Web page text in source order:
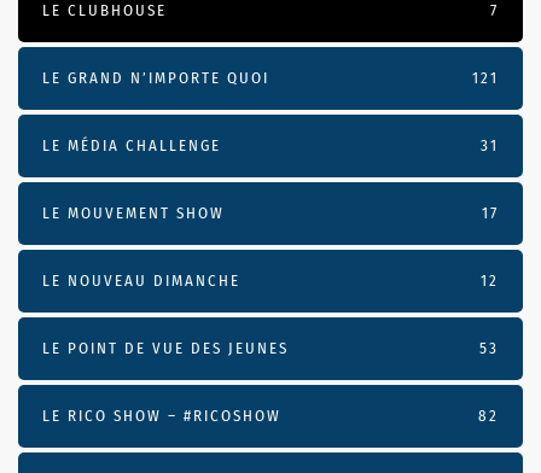
LE CLUBHOUSE 7
LE GRAND N’IMPORTE QUOI 121
LE MÉDIA CHALLENGE 31
LE MOUVEMENT SHOW 17
LE NOUVEAU DIMANCHE 12
LE POINT DE VUE DES JEUNES 53
LE RICO SHOW – #RICOSHOW 82